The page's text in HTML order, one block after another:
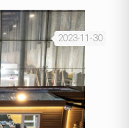
2023-11-30